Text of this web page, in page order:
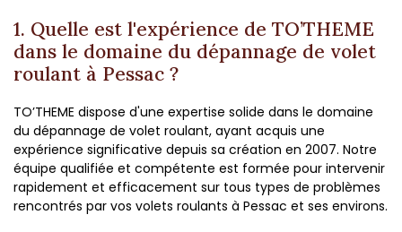
1. Quelle est l'expérience de TO’THEME
dans le domaine du dépannage de volet
roulant à Pessac ?
TO’THEME dispose d'une expertise solide dans le domaine
du dépannage de volet roulant, ayant acquis une
expérience significative depuis sa création en 2007. Notre
équipe qualifiée et compétente est formée pour intervenir
rapidement et efficacement sur tous types de problèmes
rencontrés par vos volets roulants à Pessac et ses environs.